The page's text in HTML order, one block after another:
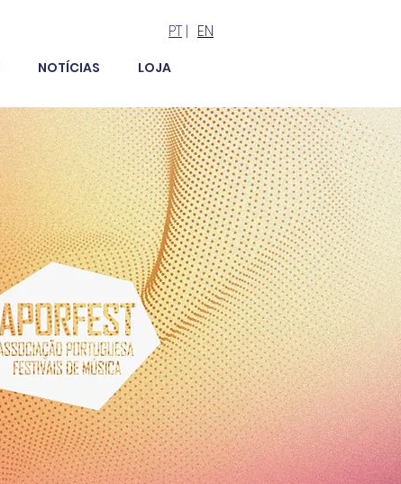
PT | EN
NOTÍCIAS LOJA